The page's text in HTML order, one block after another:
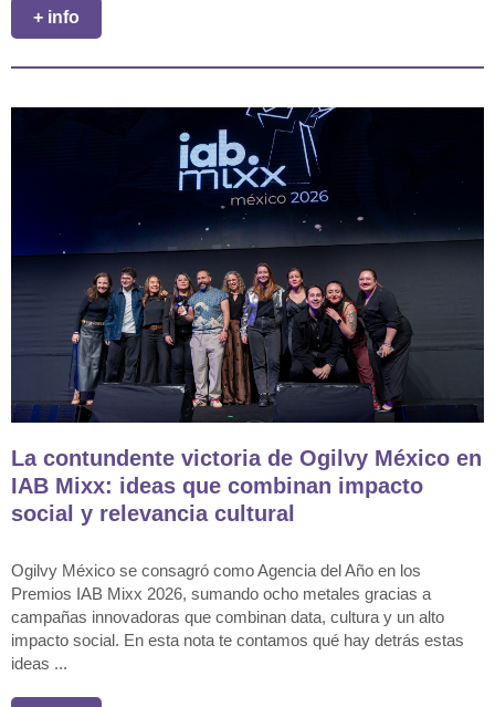
+ info
La contundente victoria de Ogilvy México en
IAB Mixx: ideas que combinan impacto
social y relevancia cultural
Ogilvy México se consagró como Agencia del Año en los
Premios IAB Mixx 2026, sumando ocho metales gracias a
campañas innovadoras que combinan data, cultura y un alto
impacto social. En esta nota te contamos qué hay detrás estas
ideas ...